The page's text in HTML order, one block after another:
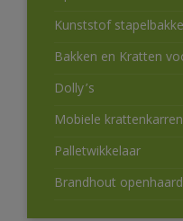
Kunststof
Bakken en Kratten
Dolly’s
Mobiele
Palletwikkelaar
Brandhout